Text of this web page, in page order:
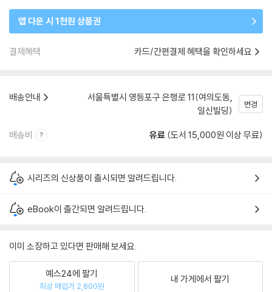
앱 다운 시 1천원 상품권
결제혜택 카드/간편결제 혜택을 확인하세요
배송안내
서울특별시 영등포구 은행로 11(여의도동,
일신빌딩)
변경
배송비 유료 (도서 15,000원 이상 무료)
시리즈의 신상품이 출시되면 알려드립니다.
eBook이 출간되면 알려드립니다.
이미 소장하고 있다면 판매해 보세요.
예스24에 팔기
최상 매입가 2,800원
내 가게에서 팔기